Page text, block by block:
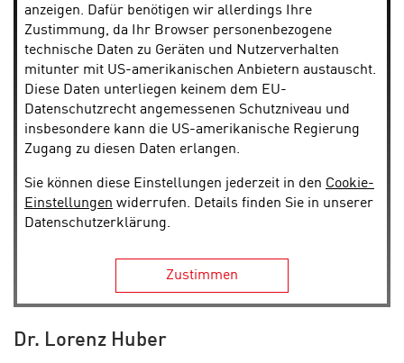
anzeigen. Dafür benötigen wir allerdings Ihre
Zustimmung, da Ihr Browser personenbezogene
technische Daten zu Geräten und Nutzerverhalten
mitunter mit US-amerikanischen Anbietern austauscht.
Diese Daten unterliegen keinem dem EU-
Datenschutzrecht angemessenen Schutzniveau und
insbesondere kann die US-amerikanische Regierung
Zugang zu diesen Daten erlangen.
Sie können diese Einstellungen jederzeit in den Cookie-
Einstellungen widerrufen. Details finden Sie in unserer
Datenschutzerklärung.
Zustimmen
Dr. Lorenz Huber